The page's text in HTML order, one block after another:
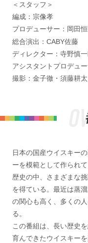
＜スタッフ＞
編成：宗像孝
プロデューサー：岡田恒
総合演出：CABY佐藤
ディレクター：寺野慎
アシスタントプロデュ
撮影：金子徹・須藤耕太
日本の国産ウイスキー
ーを模範として作られ
歴史の中、さまざまな
を得ている。最近は蒸
の関心も高く、多くの
る。
この番組は、長い歴史
育んできたウイスキー